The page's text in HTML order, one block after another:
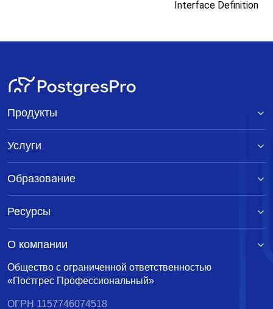
Interface Definition
Общество с ограниченной ответственностью
«Постгрес Профессиональный»
ОГРН 1157746074518
Продукты
Услуги
Образование
Ресурсы
О компании